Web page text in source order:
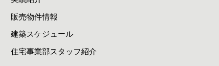
販売物件情報
建築スケジュール
住宅事業部スタッフ紹介